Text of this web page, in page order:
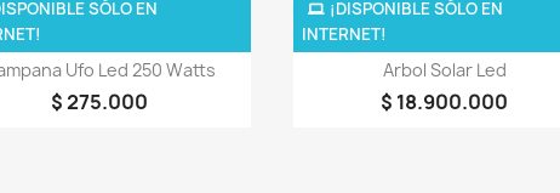
Vista rápida
Ufo Led 250 Watts
$ 275.000
SÓLO EN
Vista rápida
Arbol Solar Led
$ 18.900.000
¡DISPONIBLE SÓLO EN
INTERNET!